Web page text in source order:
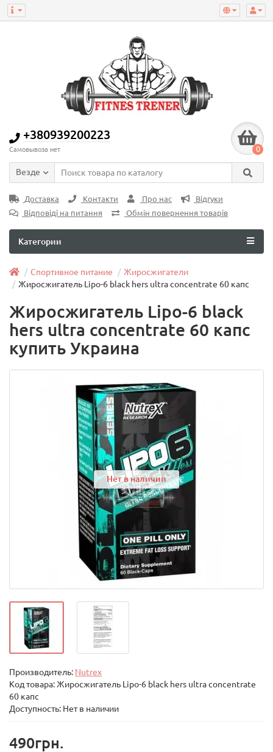
+380939200223
Самовывоза нет 0
Везде
Доставка Контакти Про нас
Відгуки
Відповіді на питання
Обмін повернення товарів
Категории
Спортивное питание
Жиросжигатели
Жиросжигатель Lipo-6 black hers ultra concentrate 60 капс
Жиросжигатель Lipo-6 black
hers ultra concentrate 60 капс
купить Украина
Нет в наличии
Производитель: Nutrex
Код товара:Жиросжигатель Lipo-6 black hers ultra concentrate
60 капс
Доступность: Нет в наличии
490грн.